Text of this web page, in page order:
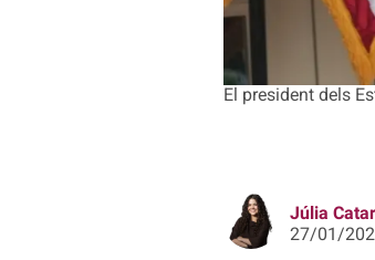
El president dels
Júlia
27/01/